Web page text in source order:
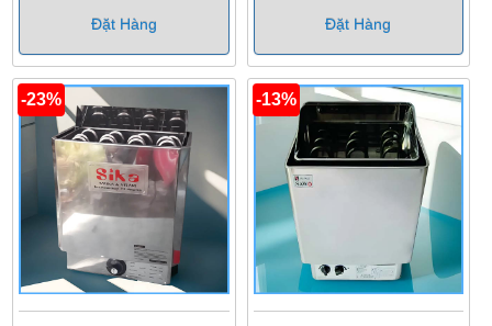
Đặt Hàng Đặt Hàng
-23% -13%